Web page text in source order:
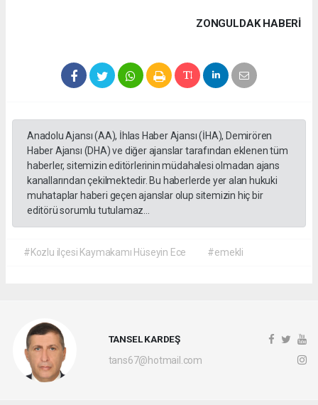
ZONGULDAK HABERİ
Anadolu Ajansı (AA), İhlas Haber Ajansı (İHA), Demirören
Haber Ajansı (DHA) ve diğer ajanslar tarafından eklenen tüm
haberler, sitemizin editörlerinin müdahalesi olmadan ajans
kanallarından çekilmektedir. Bu haberlerde yer alan hukuki
muhataplar haberi geçen ajanslar olup sitemizin hiç bir
editörü sorumlu tutulamaz...
#Kozlu ilçesi Kaymakamı Hüseyin Ece #emekli
TANSEL KARDEŞ
tans67@hotmail.com